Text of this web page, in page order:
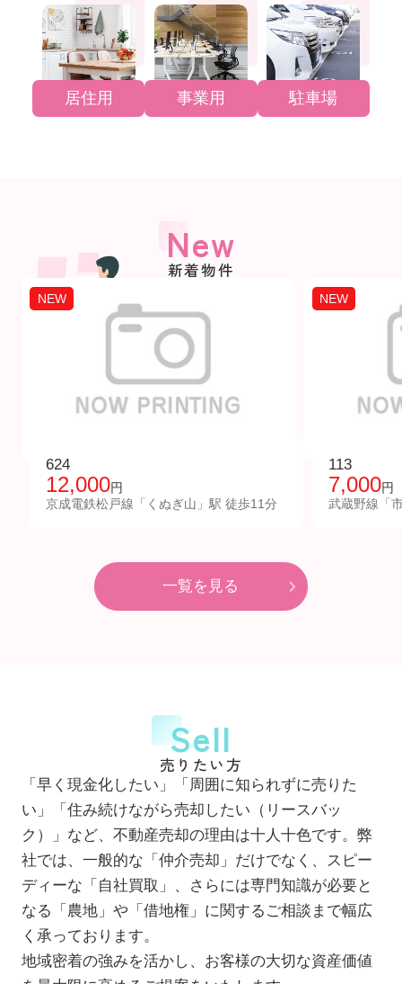
居住用 事業用 駐車場
New
新着物件
NEW
624
12,000円
京成電鉄松戸線「くぬぎ山」駅 徒歩11分
NEW
113
7,000円
武蔵野線「
一覧を見る
Sell
売りたい方
「早く現金化したい」「周囲に知られずに売りた
い」「住み続けながら売却したい（リースバッ
ク）」など、不動産売却の理由は十人十色です。弊
社では、一般的な「仲介売却」だけでなく、スピー
ディーな「自社買取」、さらには専門知識が必要と
なる「農地」や「借地権」に関するご相談まで幅広
く承っております。
地域密着の強みを活かし、お客様の大切な資産価値